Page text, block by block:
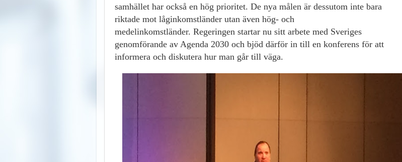
samhället har också en hög prioritet. De nya målen är dessutom inte bara
riktade mot låginkomstländer utan även hög- och
medelinkomstländer. Regeringen startar nu sitt arbete med Sveriges
genomförande av Agenda 2030 och bjöd därför in till en konferens för att
informera och diskutera hur man går till väga.